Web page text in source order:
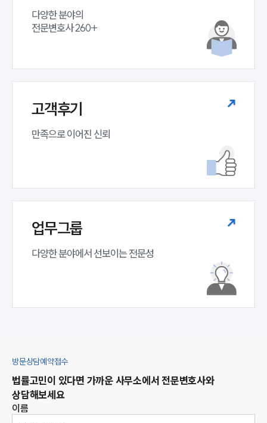
소식/자료
법률 블로그
법률서식
다양한 분야의
전문변호사 260+
고객후기
만족으로 이어진 신뢰
업무그룹
다양한 분야에서 선보이는 전문성
방문상담예약접수
법률고민이 있다면 가까운 사무소에서 전문변호사와
상담해보세요
이름